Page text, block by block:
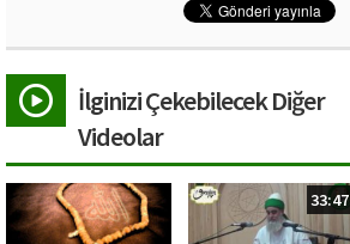
İlginizi Çekebilecek Diğer
Videolar
33:47